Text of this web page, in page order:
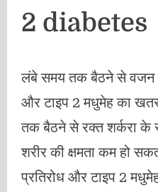
2 diabetes
लंबे समय तक बैठने से वजन
और टाइप 2 मधुमेह का
तक बैठने से रक्त शर्करा के
शरीर की क्षमता कम हो
प्रतिरोध और टाइप 2